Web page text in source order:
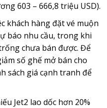
603 – 666,8 triệu USD).
khách hàng đặt vé muộn
báo nhu cầu, trong khi
chưa bán được. Để
số ghế mở bán cho
sách giá cạnh tranh để
Jet2 lao dốc hơn 20%